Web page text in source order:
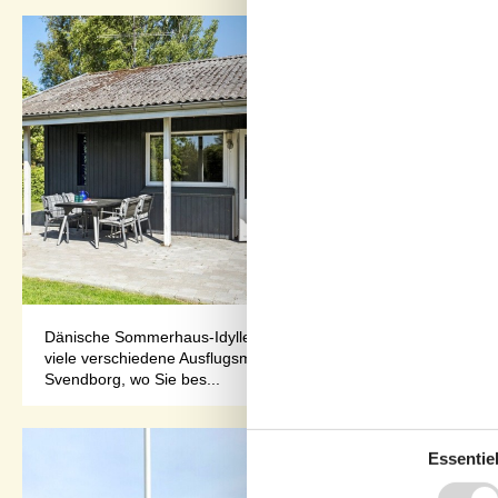
Dänische Sommerhaus-Idylle auf der Insel
viele verschiedene Ausflugsmöglichkeiten: Rund 12 km sind
Svendborg, wo Sie bes...